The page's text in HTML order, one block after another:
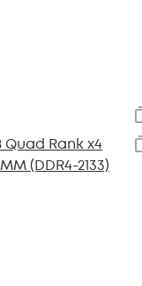
Quad Rank x4
(DDR4-2133)